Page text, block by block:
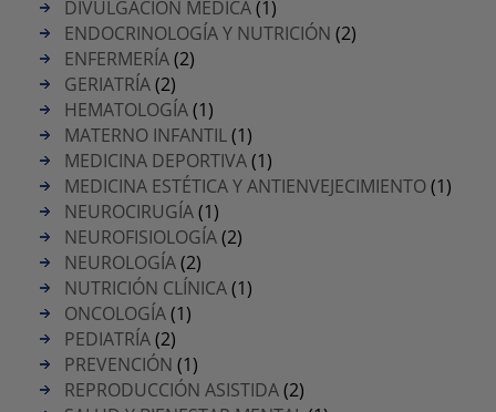
DIVULGACIÓN MÉDICA(1)
ENDOCRINOLOGÍA Y NUTRICIÓN (2)
ENFERMERÍA(2)
GERIATRÍA(2)
HEMATOLOGÍA(1)
MATERNO INFANTIL(1)
MEDICINA DEPORTIVA(1)
MEDICINA ESTÉTICA Y ANTIENVEJECIMIENTO(1)
NEUROCIRUGÍA(1)
NEUROFISIOLOGÍA(2)
NEUROLOGÍA(2)
NUTRICIÓN CLÍNICA(1)
ONCOLOGÍA(1)
PEDIATRÍA(2)
PREVENCIÓN (1)
REPRODUCCIÓN ASISTIDA(2)